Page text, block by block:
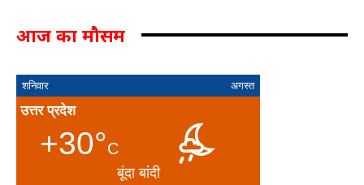
आज का मौसम
शनिवार अगस्त
उत्तर प्रदेश
+30°C
बूंदा बांदी